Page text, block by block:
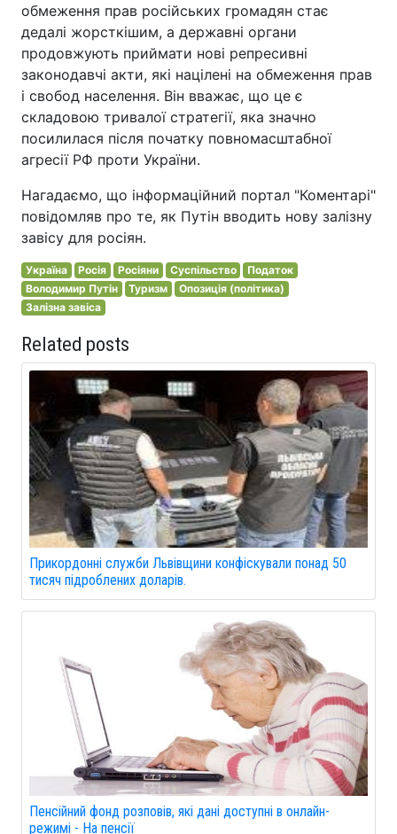
обмеження прав російських громадян стає
дедалі жорсткішим, а державні органи
продовжують приймати нові репресивні
законодавчі акти, які націлені на обмеження прав
і свобод населення. Він вважає, що це є
складовою тривалої стратегії, яка значно
посилилася після початку повномасштабної
агресії РФ проти України.
Нагадаємо, що інформаційний портал "Коментарі"
повідомляв про те, як Путін вводить нову залізну
завісу для росіян.
Україна Росія Росіяни Суспільство
Податок
Володимир Путін
Туризм
Опозиція (політика)
Залізна завіса
Related posts
Прикордонні служби Львівщини конфіскували понад 50
тисяч підроблених доларів.
Пенсійний фонд розповів, які дані доступні в онлайн-
режимі - На пенсії